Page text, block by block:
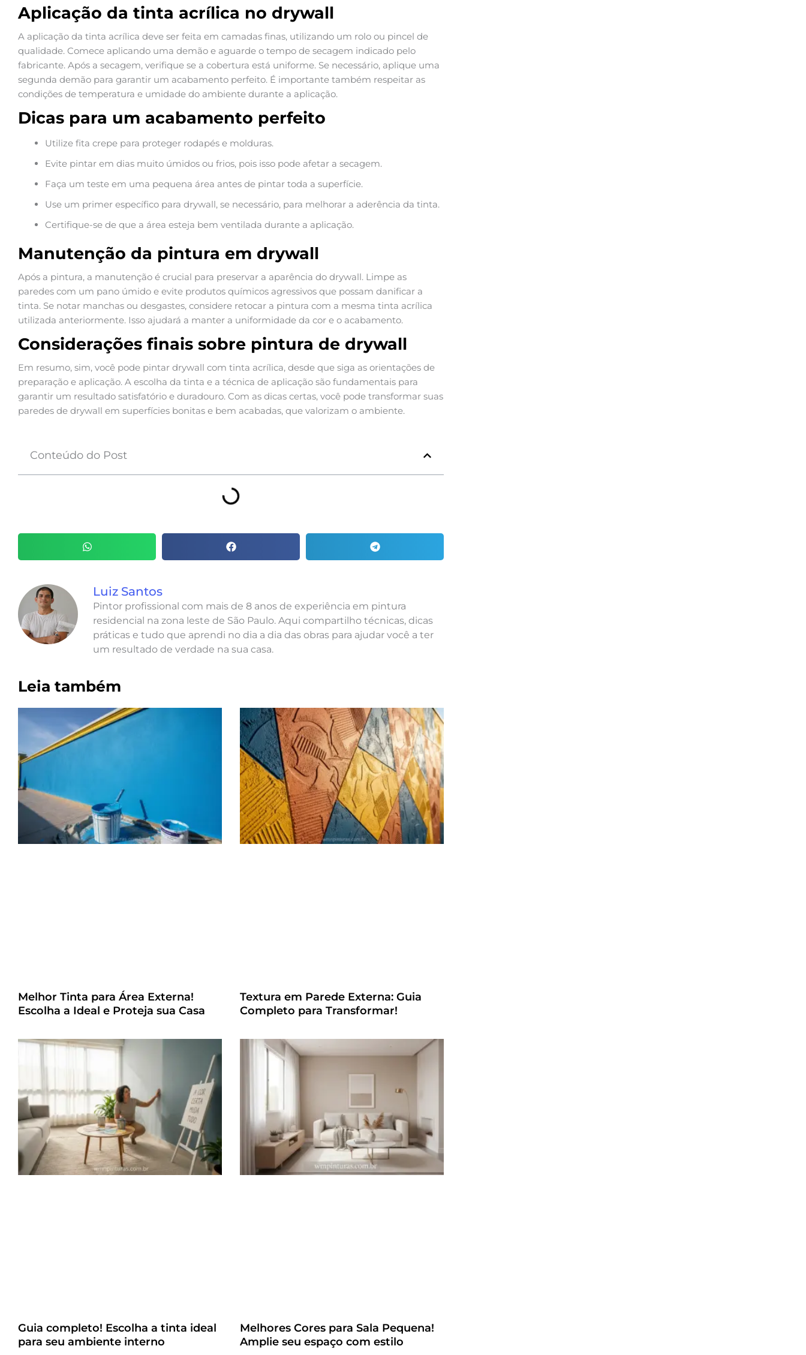
Aplicação da tinta acrílica no drywall
A aplicação da tinta acrílica deve ser feita em camadas finas, utilizando um rolo ou pincel de
qualidade. Comece aplicando uma demão e aguarde o tempo de secagem indicado pelo
fabricante. Após a secagem, verifique se a cobertura está uniforme. Se necessário, aplique uma
segunda demão para garantir um acabamento perfeito. É importante também respeitar as
condições de temperatura e umidade do ambiente durante a aplicação.
Dicas para um acabamento perfeito
Utilize fita crepe para proteger rodapés e molduras.
Evite pintar em dias muito úmidos ou frios, pois isso pode afetar a secagem.
Faça um teste em uma pequena área antes de pintar toda a superfície.
Use um primer específico para drywall, se necessário, para melhorar a aderência da tinta.
Certifique-se de que a área esteja bem ventilada durante a aplicação.
Manutenção da pintura em drywall
Após a pintura, a manutenção é crucial para preservar a aparência do drywall. Limpe as
paredes com um pano úmido e evite produtos químicos agressivos que possam danificar a
tinta. Se notar manchas ou desgastes, considere retocar a pintura com a mesma tinta acrílica
utilizada anteriormente. Isso ajudará a manter a uniformidade da cor e o acabamento.
Considerações finais sobre pintura de drywall
Em resumo, sim, você pode pintar drywall com tinta acrílica, desde que siga as orientações de
preparação e aplicação. A escolha da tinta e a técnica de aplicação são fundamentais para
garantir um resultado satisfatório e duradouro. Com as dicas certas, você pode transformar suas
paredes de drywall em superfícies bonitas e bem acabadas, que valorizam o ambiente.
Conteúdo do Post
Luiz Santos
Pintor profissional com mais de 8 anos de experiência em pintura
residencial na zona leste de São Paulo. Aqui compartilho técnicas, dicas
práticas e tudo que aprendi no dia a dia das obras para ajudar você a ter
um resultado de verdade na sua casa.
Leia também
Melhor Tinta para Área Externa!
Escolha a Ideal e Proteja sua Casa
Textura em Parede Externa: Guia
Completo para Transformar!
Guia completo! Escolha a tinta ideal
para seu ambiente interno
Melhores Cores para Sala Pequena!
Amplie seu espaço com estilo